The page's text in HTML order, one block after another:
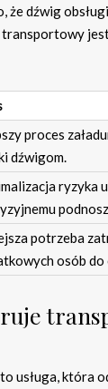
że dźwig
transportowy
proces
dźwigom.
ryzyka
potrzeba
osób do
usługa, która